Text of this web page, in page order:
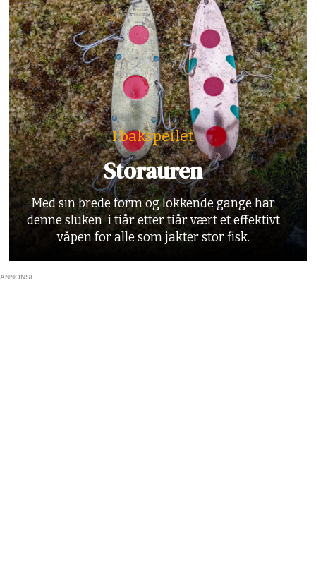
I bakspeilet
Storauren
Med sin brede form og lokkende gange har
denne sluken i tiår etter tiår vært et effektivt
våpen for alle som jakter stor fisk.
ANNONSE